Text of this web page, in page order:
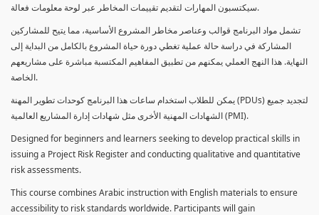
سيكتسبون المهارات لتقديم تقييمات المخاطر عبر لوحة معلومات فعالة.
تشمل مواد البرنامج قوالب وعناصر مخاطر المشروع الأساسية، مما يتيح للمشاركين
المشاركة في دراسة حالة عملية تغطي دورة حياة المشروع بالكامل من البداية إلى
النهاية. هذا النهج العملي يمكنهم من تطبيق المفاهيم المكتسبة مباشرة على مشاريعهم
الخاصة.
يمكن للطلاب استخدام ساعات هذا البرنامج كوحدات تطوير المهنة (PDUs) لتجديد جميع
الشهادات المهنية الأخرى مثل شهادات إدارة المشاريع العالمية (PMI).
Designed for beginners and learners seeking to develop practical skills in
issuing a Project Risk Register and conducting qualitative and quantitative
risk assessments.
This course combines Arabic instruction with English materials to ensure
accessibility to risk standards worldwide. Participants will gain